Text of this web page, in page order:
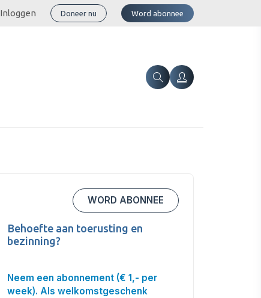
Inloggen Doneer nu Word abonnee
WORD ABONNEE
Behoefte aan toerusting en
bezinning?
Neem een abonnement (€ 1,- per
week). Als welkomstgeschenk